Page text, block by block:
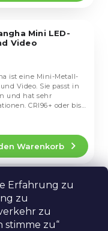
Erfahrung zu
zu
zu
stimme zu“
Mini LED-
Video
Warenkorb
ist eine Mini-Metall-
Video. Sie passt in
und hat sehr
CRI96+ oder bis
für
4 Köpfe
Stmívatelné